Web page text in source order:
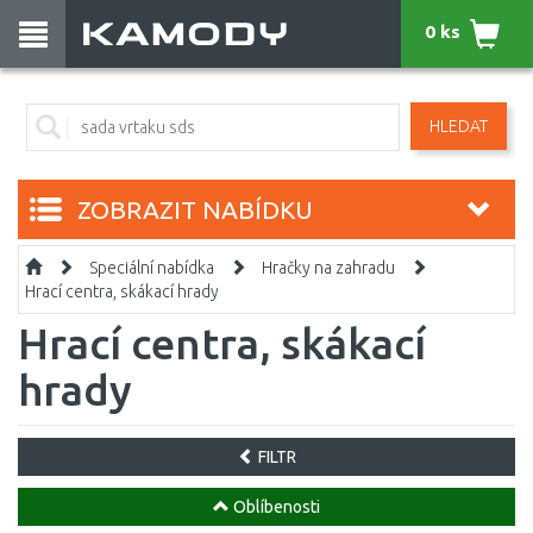
HLEDAT
0 ks
ZOBRAZIT NABÍDKU
Speciální nabídka
Hračky na zahradu
Hrací centra, skákací hrady
Hrací centra, skákací
hrady
FILTR
Oblíbenosti